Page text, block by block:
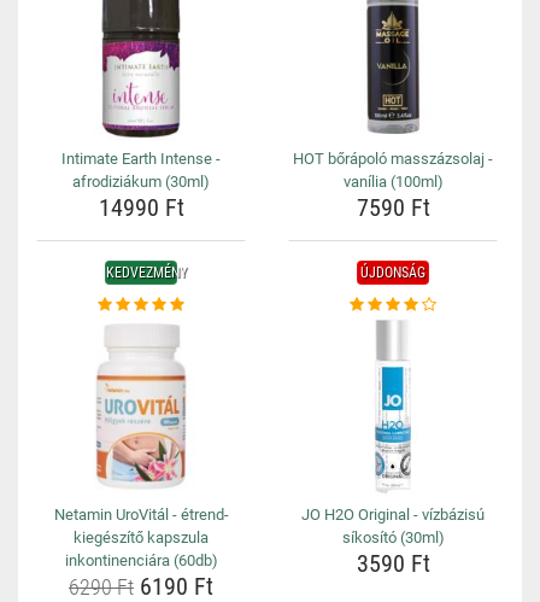
Intimate Earth Intense -
afrodiziákum (30ml)
14990 Ft
HOT bőrápoló masszázsolaj -
vanília (100ml)
7590 Ft
KEDVEZMÉNY
Netamin UroVitál - étrend-
kiegészítő kapszula
inkontinenciára (60db)
6290 Ft 6190 Ft
ÚJDONSÁG
JO H2O Original - vízbázisú
síkosító (30ml)
3590 Ft